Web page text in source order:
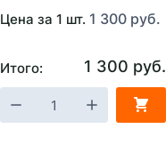
Цена за 1 шт. 1 300 руб.
Итого: 1 300 руб.